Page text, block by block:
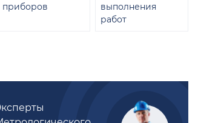
приборов
выполнения
работ